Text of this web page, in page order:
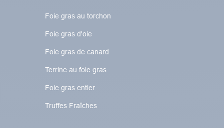
Foie gras au torchon​​​​
Foie gras d'oie
Foie gras de canard
Terrine au foie gras
Foie gras entier
Truffes Fraîches